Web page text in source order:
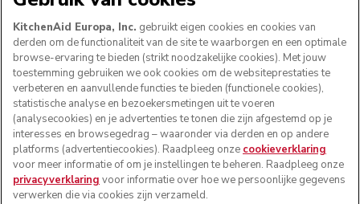
VOLG ONS
KitchenAid Europa, Inc. gebruikt eigen cookies en cookies van
derden om de functionaliteit van de site te waarborgen en een optimale
browse-ervaring te bieden (strikt noodzakelijke cookies). Met jouw
toestemming gebruiken we ook cookies om de websiteprestaties te
verbeteren en aanvullende functies te bieden (functionele cookies),
statistische analyse en bezoekersmetingen uit te voeren
(analysecookies) en je advertenties te tonen die zijn afgestemd op je
interesses en browsegedrag – waaronder via derden en op andere
platforms (advertentiecookies). Raadpleeg onze cookieverklaring
voor meer informatie of om je instellingen te beheren. Raadpleeg onze
privacyverklaring voor informatie over hoe we persoonlijke gegevens
verwerken die via cookies zijn verzameld.